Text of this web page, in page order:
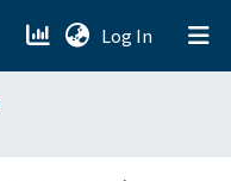
Log In (current)